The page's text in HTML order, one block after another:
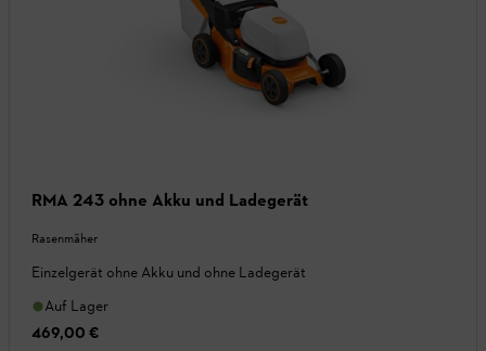
RMA 243 ohne Akku und Ladegerät
Rasenmäher
Einzelgerät ohne Akku und ohne Ladegerät
Auf Lager
469,00 €